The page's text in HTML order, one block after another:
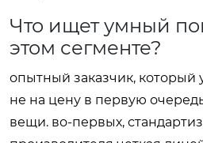
Что ищет умный
этом сегменте?
опытный заказчик, который
не на цену в первую
вещи. во-первых,